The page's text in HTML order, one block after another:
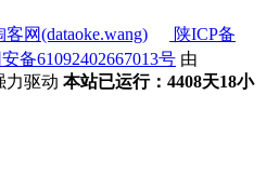
客网(dataoke.wang)
陕ICP备
备61092402667013号 由
力驱动 本站已运行：4408天18小